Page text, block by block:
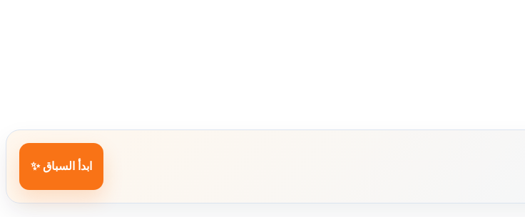
ابدأ السباق ✨